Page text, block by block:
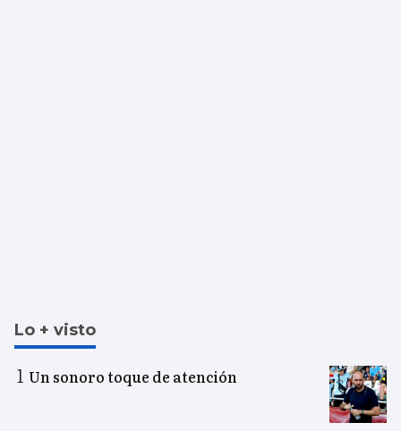
Lo + visto
Un sonoro toque de atención